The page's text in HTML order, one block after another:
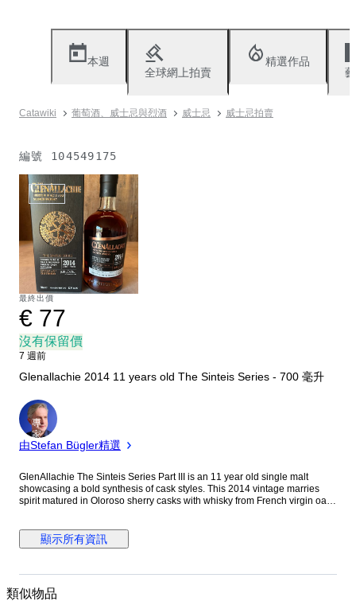
本週
全球網上拍賣
精選作品
Catawiki 葡萄酒、威士忌與烈酒 威士忌 威士忌拍賣
編號 104549175
已出售
最終出價
€ 77
沒有保留價
7 週前
Glenallachie 2014 11 years old The Sinteis Series - 700 毫升
專
家
由Stefan Bügler精選
GlenAllachie The Sinteis Series Part III is an 11 year old single malt
showcasing a bold synthesis of cask styles. This 2014 vintage marries
spirit matured in Oloroso sherry casks with whisky from French virgin oak,
delivers indulgent flavours of dark chocolate, roasted coffee, honeyed
orange, baked apple and muscovado sugar, balanced by nutmeg,
Billy Walker.
顯示所有資訊
類似物品